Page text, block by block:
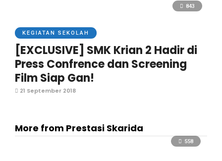
843
KEGIATAN SEKOLAH
[EXCLUSIVE] SMK Krian 2 Hadir di
Press Confrence dan Screening
Film Siap Gan!
21 September 2018
More from Prestasi Skarida
558